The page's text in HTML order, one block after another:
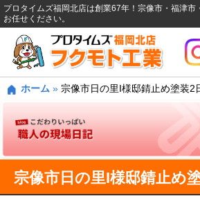
プロタイムズ福岡北店は創業67年！宗像市・福津市
お任せください。
ホーム » 宗像市日の里I様邸錆止め塗装2
宗像市日の里I様邸錆止め